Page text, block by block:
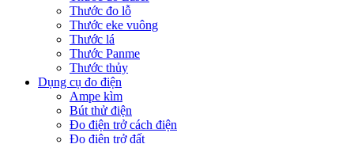
Thước đo lỗ
Thước eke vuông
Thước lá
Thước Panme
Thước thủy
Dụng cụ đo điện
Ampe kìm
Bút thử điện
Đo điện trở cách điện
Đo điện trở đất